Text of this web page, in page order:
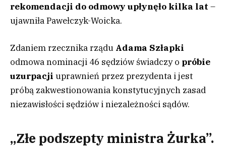
rekomendacji do odmowy upłynęło kilka lat –
ujawniła Pawełczyk-Woicka.
Zdaniem rzecznika rządu Adama Szłapki
odmowa nominacji 46 sędziów świadczy o próbie
uzurpacji uprawnień przez prezydenta i jest
próbą zakwestionowania konstytucyjnych zasad
niezawisłości sędziów i niezależności sądów.
„Złe podszepty ministra Żurka”.